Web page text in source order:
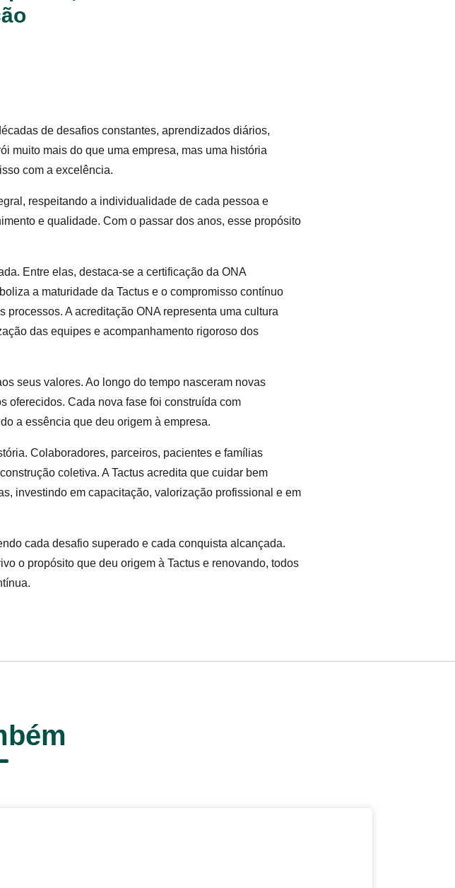
de desafios constantes, aprendizados diários,
muito mais do que uma empresa, mas uma história
com a excelência.
respeitando a individualidade de cada pessoa e
e qualidade. Com o passar dos anos, esse propósito
Entre elas, destaca-se a certificação da ONA
a maturidade da Tactus e o compromisso contínuo
A acreditação ONA representa uma cultura
das equipes e acompanhamento rigoroso dos
seus valores. Ao longo do tempo nasceram novas
oferecidos. Cada nova fase foi construída com
a essência que deu origem à empresa.
Colaboradores, parceiros, pacientes e famílias
coletiva. A Tactus acredita que cuidar bem
investindo em capacitação, valorização profissional e em
cada desafio superado e cada conquista alcançada.
o propósito que deu origem à Tactus e renovando, todos